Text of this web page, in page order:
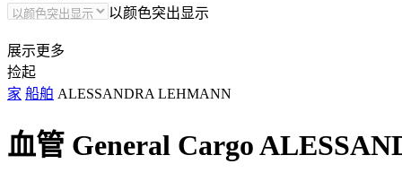
以颜色突出显示
展示更多
捡起
家 船舶 ALESSANDRA LEHMANN
血管 General Cargo